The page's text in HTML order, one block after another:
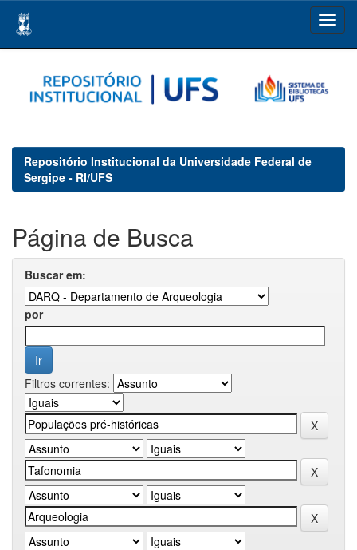
navigation
Repositório Institucional da Universidade Federal de
Sergipe - RI/UFS
Página de Busca
Buscar em:
por
Filtros correntes: